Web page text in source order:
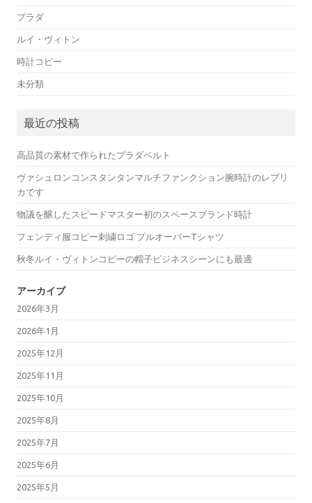
プラダ
ルイ・ヴィトン
時計コピー
未分類
最近の投稿
高品質の素材で作られたプラダベルト
ヴァシュロンコンスタンタンマルチファンクション腕時計のレプリ
カです
物議を醸したスピードマスター初のスペースブランド時計
フェンディ服コピー刺繍ロゴ プルオーバーTシャツ
秋冬ルイ・ヴィトンコピーの帽子ビジネスシーンにも最適
アーカイブ
2026年3月
2026年1月
2025年12月
2025年11月
2025年10月
2025年8月
2025年7月
2025年6月
2025年5月